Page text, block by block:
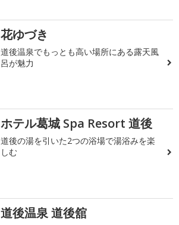
花ゆづき
道後温泉でもっとも高い場所にある露天風
呂が魅力
ホテル葛城 Spa Resort 道後
道後の湯を引いた2つの浴場で湯浴みを楽
しむ
道後温泉 道後舘